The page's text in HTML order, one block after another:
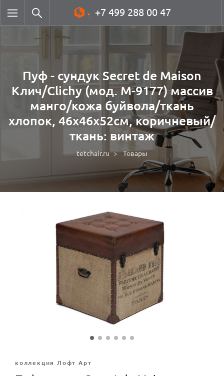
+7 499 288 00 47
Пуф - сундук Secret de Maison
Клич/Clichy (мод. M-9177) массив
манго/кожа буйвола/ткань
хлопок, 46х46х52см, коричневый/
ткань: винтаж
tetchair.ru Товары
коллекция Лофт Арт